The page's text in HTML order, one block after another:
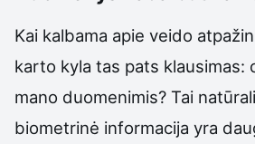
Kai kalbama apie veido
karto kyla tas pats klausimas:
mano duomenimis? Tai
biometrinė informacija yra